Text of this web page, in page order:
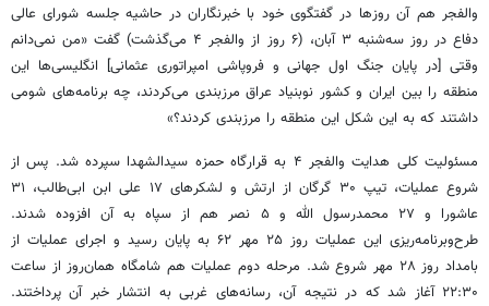
والفجر هم آن روزها در گفتگوی خود با خبرنگاران در حاشیه جلسه شورای عالی
دفاع در روز سه‌شنبه ۳ آبان، (۶ روز از والفجر ۴ می‌گذشت) گفت «من نمی‌دانم
وقتی [در پایان جنگ اول جهانی و فروپاشی امپراتوری عثمانی] انگلیسی‌ها این
منطقه را بین ایران و کشور نوبنیاد عراق مرزبندی می‌کردند، چه برنامه‌های شومی
داشتند که به این شکل این منطقه را مرزبندی کردند؟»
مسئولیت کلی هدایت والفجر ۴ به قرارگاه حمزه سیدالشهدا سپرده شد. پس از
شروع عملیات، تیپ ۳۰ گرگان از ارتش و لشکرهای ۱۷ علی ابن ابی‌طالب، ۳۱
عاشورا و ۲۷ محمدرسول الله و ۵ نصر هم از سپاه به آن افزوده شدند.
طرح‌وبرنامه‌ریزی این عملیات روز ۲۵ مهر ۶۲ به پایان رسید و اجرای عملیات از
بامداد روز ۲۸ مهر شروع شد. مرحله دوم عملیات هم شامگاه همان‌روز از ساعت
۲۲:۳۰ آغاز شد که در نتیجه آن، رسانه‌های غربی به انتشار خبر آن پرداختند.